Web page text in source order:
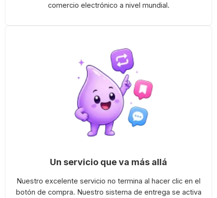
comercio electrónico a nivel mundial.
Un servicio que va más allá
Nuestro excelente servicio no termina al hacer clic en el
botón de compra. Nuestro sistema de entrega se activa